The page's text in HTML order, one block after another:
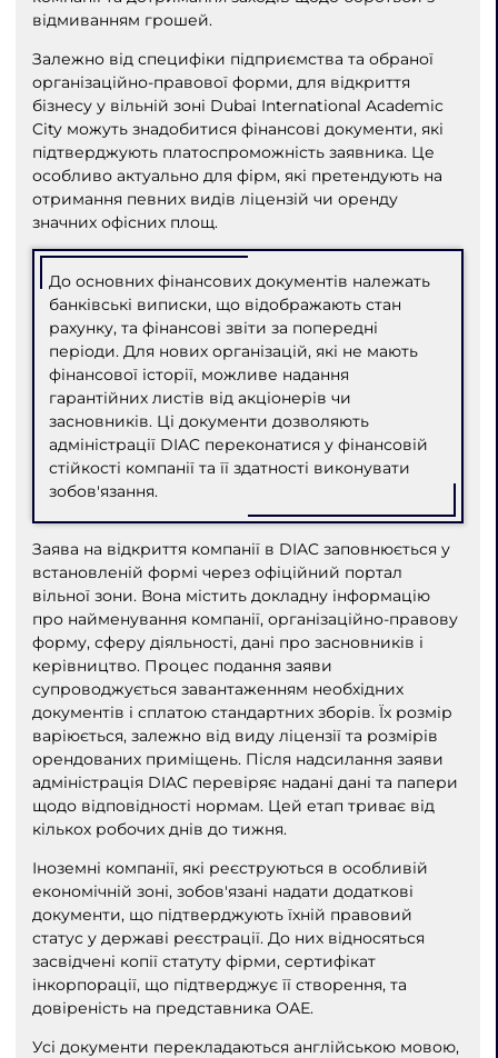
відмиванням грошей.
Залежно від специфіки підприємства та обраної
організаційно-правової форми, для відкриття
бізнесу у вільній зоні Dubai International Academic
City можуть знадобитися фінансові документи, які
підтверджують платоспроможність заявника. Це
особливо актуально для фірм, які претендують на
отримання певних видів ліцензій чи оренду
значних офісних площ.
До основних фінансових документів належать
банківські виписки, що відображають стан
рахунку, та фінансові звіти за попередні
періоди. Для нових організацій, які не мають
фінансової історії, можливе надання
гарантійних листів від акціонерів чи
засновників. Ці документи дозволяють
адміністрації DIAC переконатися у фінансовій
стійкості компанії та її здатності виконувати
зобов'язання.
Заява на відкриття компанії в DIAC заповнюється у
встановленій формі через офіційний портал
вільної зони. Вона містить докладну інформацію
про найменування компанії, організаційно-правову
форму, сферу діяльності, дані про засновників і
керівництво. Процес подання заяви
супроводжується завантаженням необхідних
документів і сплатою стандартних зборів. Їх розмір
варіюється, залежно від виду ліцензії та розмірів
орендованих приміщень. Після надсилання заяви
адміністрація DIAC перевіряє надані дані та папери
щодо відповідності нормам. Цей етап триває від
кількох робочих днів до тижня.
Іноземні компанії, які реєструються в особливій
економічній зоні, зобов'язані надати додаткові
документи, що підтверджують їхній правовий
статус у державі реєстрації. До них відносяться
засвідчені копії статуту фірми, сертифікат
інкорпорації, що підтверджує її створення, та
довіреність на представника ОАЕ.
Усі документи перекладаються англійською мовою,